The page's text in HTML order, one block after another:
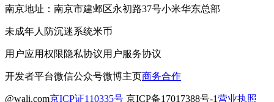
南京地址：南京市建邺区永初路37号小米华东总部
未成年人防沉迷系统米币
用户应用权限隐私协议用户服务协议
开发者平台微信公众号微博主页商务合作
@wali.com京ICP证110335号 京ICP备17017388号-1营业执照